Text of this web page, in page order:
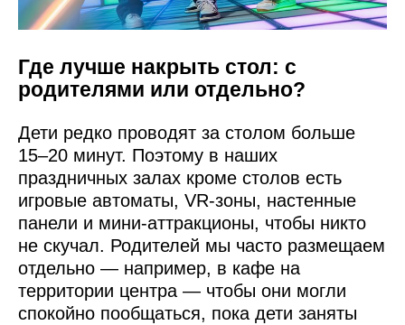
Где лучше накрыть стол: с
родителями или отдельно?
Дети редко проводят за столом больше
15–20 минут. Поэтому в наших
праздничных залах кроме столов есть
игровые автоматы, VR-зоны, настенные
панели и мини-аттракционы, чтобы никто
не скучал. Родителей мы часто размещаем
отдельно — например, в кафе на
территории центра — чтобы они могли
спокойно пообщаться, пока дети заняты